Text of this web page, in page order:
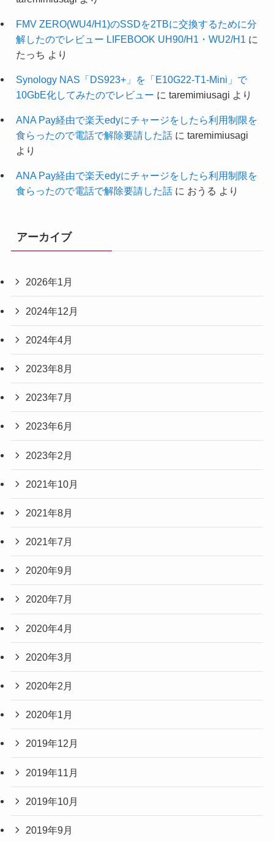
FMV ZERO(WU4/H1)のSSDを2TBに交換するために分
解したのでレビュー LIFEBOOK UH90/H1・WU2/H1 に
たっち より
Synology NAS「DS923+」を「E10G22-T1-Mini」で
10GbE化してみたのでレビュー に taremimiusagi より
ANA Pay経由で楽天edyにチャージをしたら利用制限を
食らったので電話で解除要請した話に taremimiusagi
より
ANA Pay経由で楽天edyにチャージをしたら利用制限を
食らったので電話で解除要請した話に おうる より
アーカイブ
2026年1月
2024年12月
2024年4月
2023年8月
2023年7月
2023年6月
2023年2月
2021年10月
2021年8月
2021年7月
2020年9月
2020年7月
2020年4月
2020年3月
2020年2月
2020年1月
2019年12月
2019年11月
2019年10月
2019年9月